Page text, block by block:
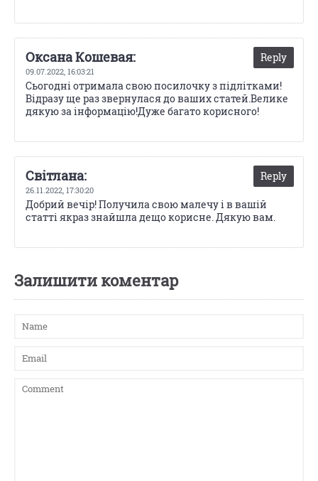
Оксана Кошевая:
09.07.2022, 16:03:21
Reply
Сьогодні отримала свою посилочку з підлітками!
Відразу ще раз звернулася до ваших статей.Велике
дякую за інформацію!Дуже багато корисного!
Світлана:
26.11.2022, 17:30:20
Reply
Добрий вечір! Получила свою малечу і в вашій
статті якраз знайшла дещо корисне. Дякую вам.
Залишити коментар